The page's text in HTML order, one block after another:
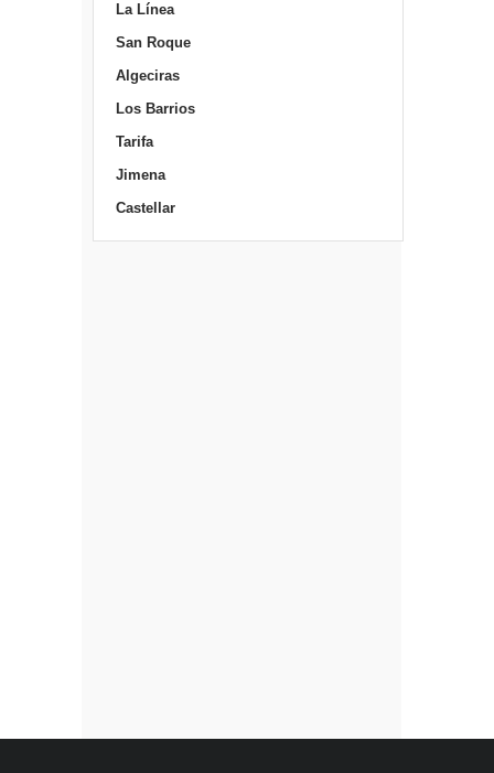
La Línea
San Roque
Algeciras
Los Barrios
Tarifa
Jimena
Castellar